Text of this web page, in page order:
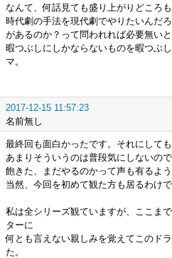
なんて、何話見ても盛り上がりどころも
時代劇の手法を現代劇でやりたいんだ
があるのか？って問われれば必要無いと
暇つぶしにしかならないものを暇つぶ
マ。
2017-12-15 11:57:23
名前無し
最終回も面白かったです。それにして
あまりそういうのは普段気にしないの
飽きた、まだやるのかって声も有るよ
当然、今回を初めて観た方も居るわけ
私は全シリーズ観ていますが、ここま
ターに
何とも言えない親しみを覚えてこのド
た。